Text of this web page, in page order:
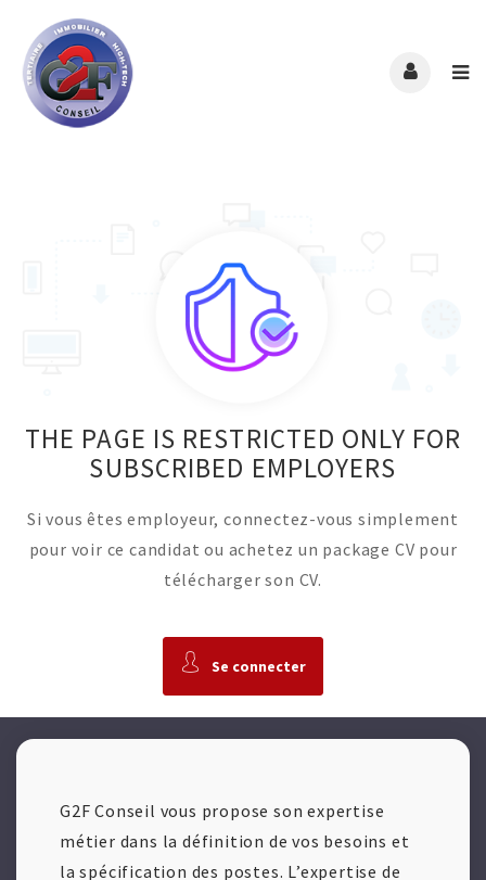
THE PAGE IS RESTRICTED ONLY FOR
SUBSCRIBED EMPLOYERS
Si vous êtes employeur, connectez-vous simplement
pour voir ce candidat ou achetez un package CV pour
télécharger son CV.
Se connecter
G2F Conseil vous propose son expertise
métier dans la définition de vos besoins et
la spécification des postes. L’expertise de